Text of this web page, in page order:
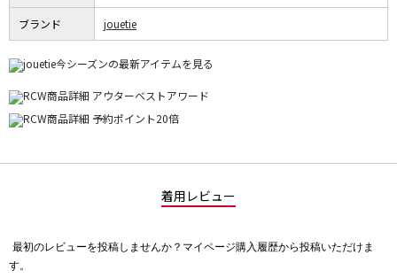
ブランド jouetie
着用レビュー
価
最初のレビューを投稿しませんか？マイページ購入履歴から投稿いただけま
す。